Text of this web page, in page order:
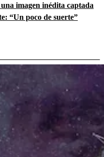
imagen inédita captada
“Un poco de suerte”